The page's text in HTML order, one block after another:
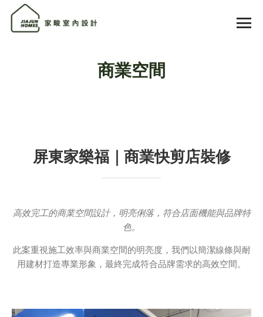
商業空間
屏東家樂福｜商業快剪店裝修
高效完工的商業空間設計，明亮俐落，符合店面機能與品牌特
色。
此案重視施工效率與商業空間的明亮度，我們以簡潔線條與耐
用建材打造專業形象，最終完成符合品牌需求的高效空間。